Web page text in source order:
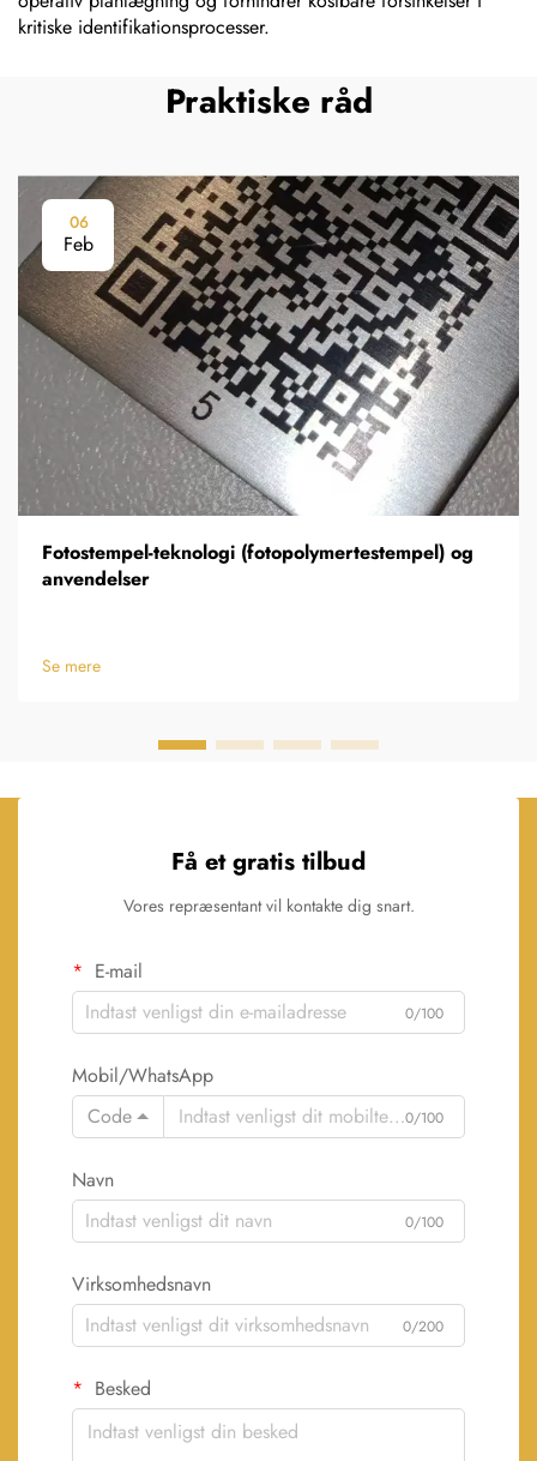
kritiske identifikationsprocesser.
Praktiske råd
06
Feb
Fotostempel-teknologi (fotopolymertestempel) og
anvendelser
Se mere
Få et gratis tilbud
Vores repræsentant vil kontakte dig snart.
E-mail
0/100
Mobil/WhatsApp
Code
0/100
Navn
0/100
Virksomhedsnavn
0/200
Besked